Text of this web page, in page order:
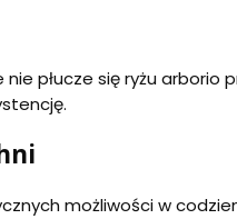
płucze się ryżu
możliwości w